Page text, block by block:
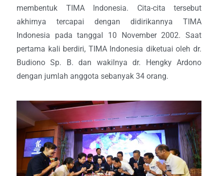
membentuk TIMA Indonesia. Cita-cita tersebut
akhirnya tercapai dengan didirikannya TIMA
Indonesia pada tanggal 10 November 2002. Saat
pertama kali berdiri, TIMA Indonesia diketuai oleh dr.
Budiono Sp. B. dan wakilnya dr. Hengky Ardono
dengan jumlah anggota sebanyak 34 orang.